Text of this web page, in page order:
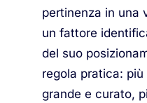
pertinenza in una
un fattore
del suo
regola pratica:
grande e curato,